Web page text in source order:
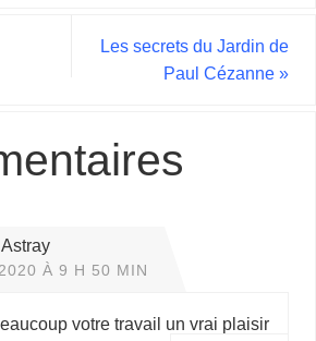
Les secrets du Jardin de
Paul Cézanne »
À 9 H 50 MIN
votre travail un vrai plaisir